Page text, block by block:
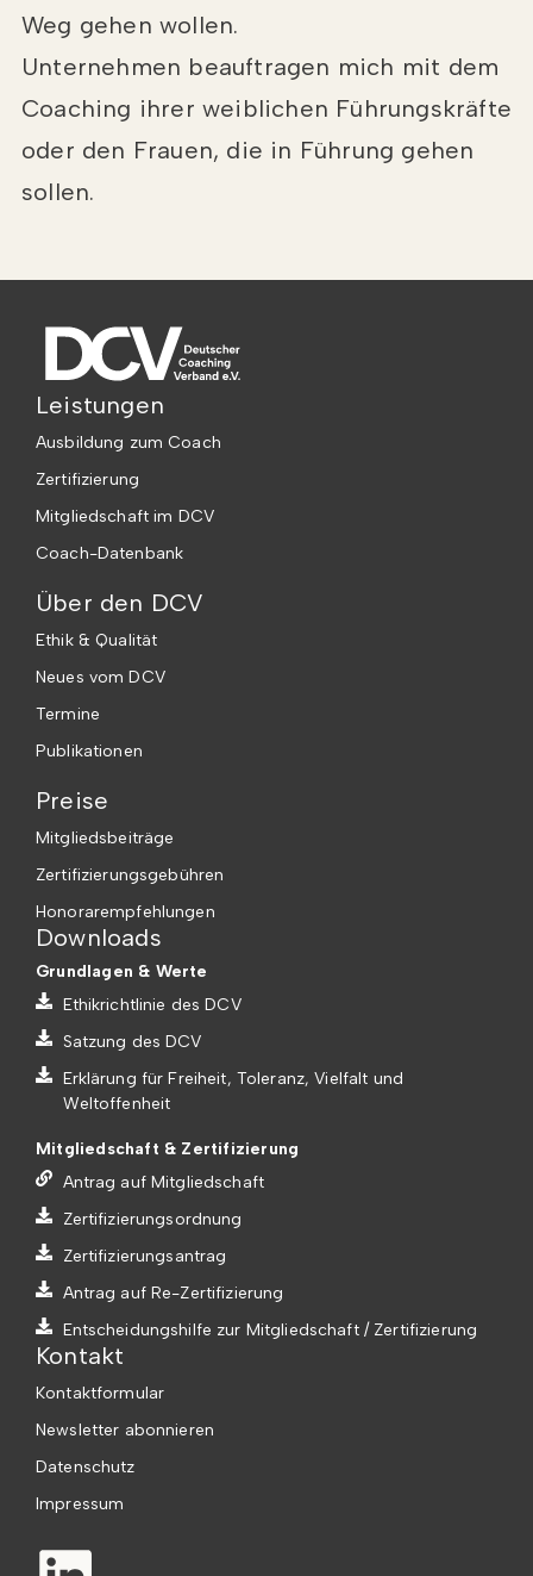
Weg gehen wollen.
Unternehmen beauftragen mich mit dem
Coaching ihrer weiblichen Führungskräfte
oder den Frauen, die in Führung gehen
sollen.
Leistungen
Ausbildung zum Coach
Zertifizierung
Mitgliedschaft im DCV
Coach-Datenbank
Über den DCV
Ethik & Qualität
Neues vom DCV
Termine
Publikationen
Preise
Mitgliedsbeiträge
Zertifizierungsgebühren
Honorarempfehlungen
Downloads
Grundlagen & Werte
Ethikrichtlinie des DCV
Satzung des DCV
Erklärung für Freiheit, Toleranz, Vielfalt und
Weltoffenheit
Mitgliedschaft & Zertifizierung
Antrag auf Mitgliedschaft
Zertifizierungsordnung
Zertifizierungsantrag
Antrag auf Re-Zertifizierung
Entscheidungshilfe zur Mitgliedschaft / Zertifizierung
Kontakt
Kontaktformular
Newsletter abonnieren
Datenschutz
Impressum